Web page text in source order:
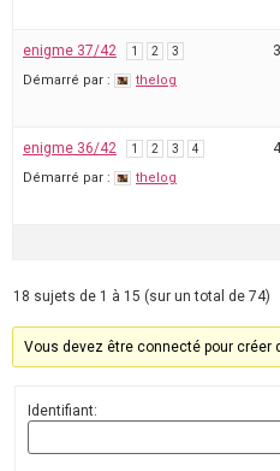
enigme 37/42 1 2 3
Démarré par : thelog
enigme 36/42 1 2 3 4
Démarré par : thelog
18 sujets de 1 à 15 (sur un total de 74)
Vous devez être connecté pour créer
Identifiant: